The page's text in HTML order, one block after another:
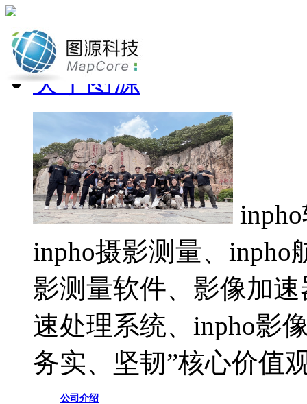
网站首页
关于图源
inpho摄影测量、inpho
影测量软件、影像加
速处理系统、inpho影
务实、坚韧”核心价值
公司介绍